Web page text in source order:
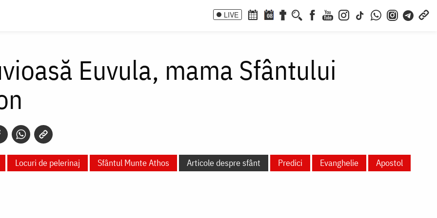
LIVE 08
Euvula, mama Sfântului
Locuri de pelerinaj Sfântul Munte Athos Articole despre sfânt Predici Evanghelie Apostol